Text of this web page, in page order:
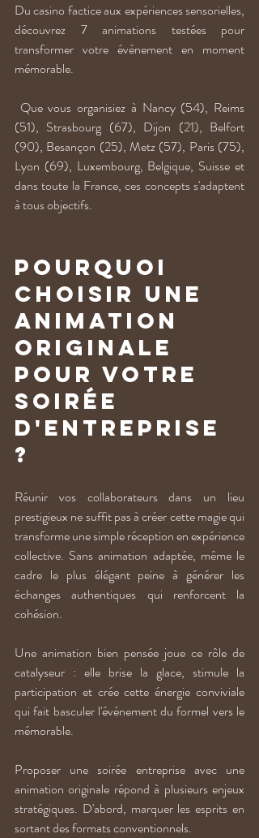
Du casino factice aux expériences sensorielles,
découvrez 7 animations testées pour
transformer votre événement en moment
mémorable.
Que vous organisiez à Nancy (54), Reims
(51), Strasbourg (67), Dijon (21), Belfort
(90), Besançon (25), Metz (57), Paris (75),
Lyon (69), Luxembourg, Belgique, Suisse et
dans toute la France, ces concepts s'adaptent
à tous objectifs.
Pourquoi
choisir une
animation
originale
pour votre
soirée
d'entreprise
?
Réunir vos collaborateurs dans un lieu
prestigieux ne suffit pas à créer cette magie qui
transforme une simple réception en expérience
collective. Sans animation adaptée, même le
cadre le plus élégant peine à générer les
échanges authentiques qui renforcent la
cohésion.
Une animation bien pensée joue ce rôle de
catalyseur : elle brise la glace, stimule la
participation et crée cette énergie conviviale
qui fait basculer l'événement du formel vers le
mémorable.
Proposer une soirée entreprise avec une
animation originale répond à plusieurs enjeux
stratégiques. D'abord, marquer les esprits en
sortant des formats conventionnels.